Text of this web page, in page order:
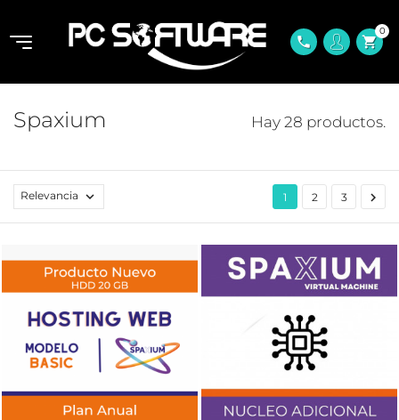
phone shopping_cart
0
Spaxium Hay 28 productos.
Relevancia  1 2 3 